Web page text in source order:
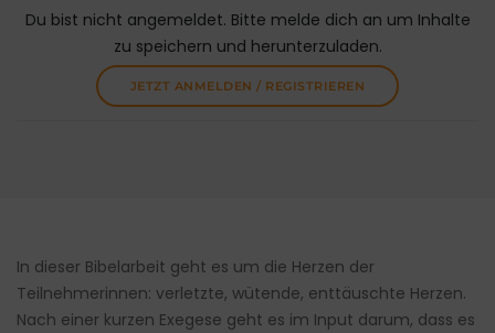
Du bist nicht angemeldet. Bitte melde dich an um Inhalte
zu speichern und herunterzuladen.
JETZT ANMELDEN / REGISTRIEREN
In dieser Bibelarbeit geht es um die Herzen der
Teilnehmerinnen: verletzte, wütende, enttäuschte Herzen.
Nach einer kurzen Exegese geht es im Input darum, dass es